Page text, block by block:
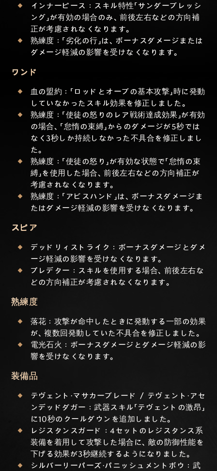
インナーピース：スキル特性「サンダーブレッシ
ング」が有効の場合のみ、前後左右などの方向補
正が考慮されなくなります。
熟練度：「劣化の行」は、ボーナスダメージまたは
ダメージ軽減の影響を受けなくなります。
ワンド
血の盟約：「ロッドとオーブの基本攻撃」時に発動
していなかったスキル効果を修正しました。
熟練度：「使徒の怒りのレア戦術達成効果」が有効
の場合、「怠惰の束縛」からのダメージが5秒では
なく3秒しか持続しなかった不具合を修正しまし
た。
熟練度：「使徒の怒り」が有効な状態で「怠惰の束
縛」を使用した場合、前後左右などの方向補正が
考慮されなくなります。
熟練度：「アビスハンド」は、ボーナスダメージま
たはダメージ軽減の影響を受けなくなります。
スピア
デッドリィストライク：ボーナスダメージとダメ
ージ軽減の影響を受けなくなります。
プレデター：スキルを使用する場合、前後左右な
どの方向補正が考慮されなくなります。
熟練度
落花：攻撃が命中したときに発動する一部の効果
が、複数回発動していた不具合を修正しました。
電光石火：ボーナスダメージとダメージ軽減の影
響を受けなくなります。
装備品
テヴェント・マサカーブレード / テヴェント・アセ
ンデッドダガー：武器スキル「テヴェントの激昂」
に10秒のクールダウンを追加しました。
レジスタンスガード：4セットのレジスタンス系
装備を着用して攻撃した場合に、敵の防御性能を
下げる効果が3秒継続するようになりました。
シルバーリーパーズ・パニッシュメントボウ：武